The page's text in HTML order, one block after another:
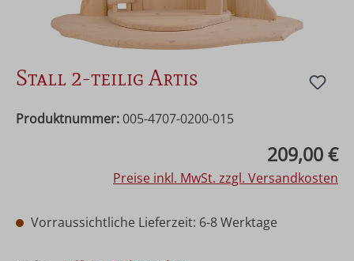
Stall 2-teilig Artis
Produktnummer: 005-4707-0200-015
209,00 €
Preise inkl. MwSt. zzgl. Versandkosten
Vorraussichtliche Lieferzeit: 6-8 Werktage